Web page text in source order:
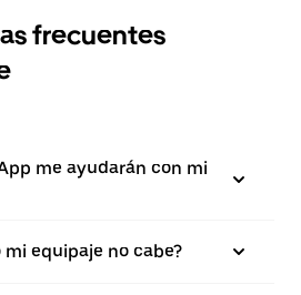
frecuentes
me ayudarán con mi
mi equipaje no cabe?